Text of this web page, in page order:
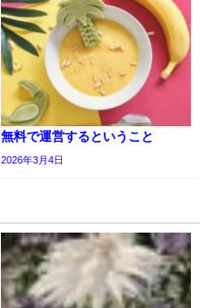
無料で運営するということ
2026年3月4日